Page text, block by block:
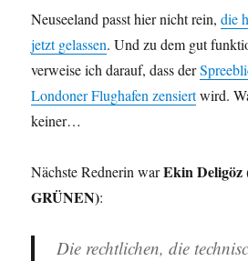
Neuseeland passt hier nicht rein,die
jetzt gelassen. Und zu dem gut
verweise ich darauf, dass der
Londoner Flughafen zensiertwird.
keiner…
Nächste Rednerin warEkin
GRÜNEN):
Die rechtlichen, die